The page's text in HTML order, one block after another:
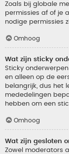
Zoals bij globale
permissies af of je
nodige permissies
Omhoog
Wat zijn sticky
Sticky
en alleen op de
belangrijk, dus het
mededelingen
hebben om een
Omhoog
Wat zijn gesloten
Zowel moderators